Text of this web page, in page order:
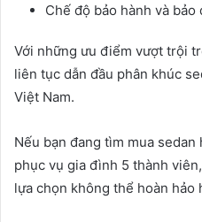
Chế độ bảo hành và bảo
Với những ưu điểm vượt trội
liên tục dẫn đầu phân khúc
Việt Nam.
Nếu bạn đang tìm mua
phục vụ gia đình 5 thành
lựa chọn không thể hoàn hảo